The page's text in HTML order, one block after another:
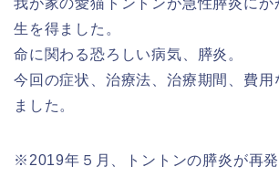
我が家の愛猫トントンが急性膵炎にか
生を得ました。
命に関わる恐ろしい病気、膵炎。
今回の症状、治療法、治療期間、費用
ました。
※2019年５月、トントンの膵炎が再